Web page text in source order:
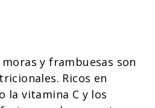
y frambuesas son
Ricos en
la vitamina C y los